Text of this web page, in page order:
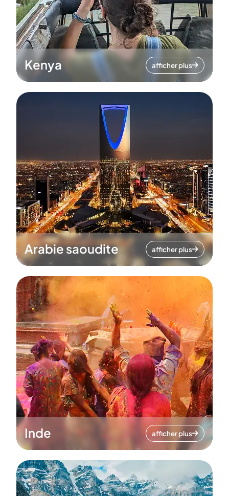
Kenya afficher plus
Arabie saoudite afficher plus
Inde afficher plus